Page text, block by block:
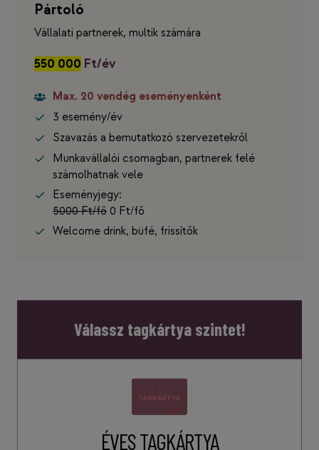
Pártoló
Vállalati partnerek, multik számára
550 000 Ft/év
Max. 20 vendég eseményenként
3 esemény/év
Szavazás a bemutatkozó szervezetekről
Munkavállalói csomagban, partnerek felé
számolhatnak vele
Eseményjegy:
5000 Ft/fő 0 Ft/fő
Welcome drink, büfé, frissítők
Válassz tagkártya szintet!
ÉVES TAGKÁRTYA